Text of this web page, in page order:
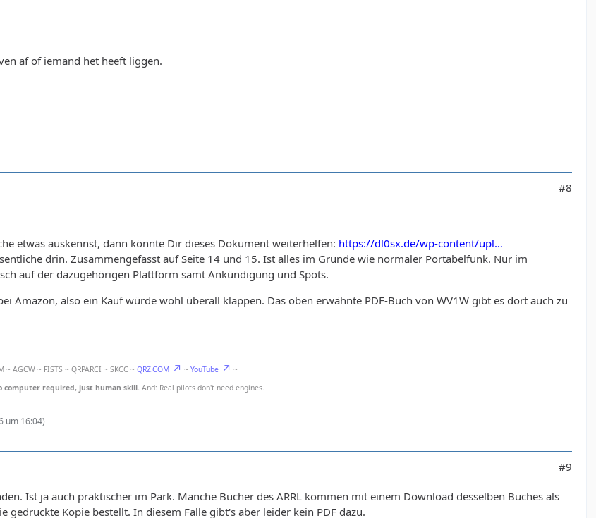
af of iemand het heeft liggen.
#8
etwas auskennst, dann könnte Dir dieses Dokument weiterhelfen: https://dl0sx.de/wp-content/upl…
drin. Zusammengefasst auf Seite 14 und 15. Ist alles im Grunde wie normaler Portabelfunk. Nur im
auf der dazugehörigen Plattform samt Ankündigung und Spots.
Amazon, also ein Kauf würde wohl überall klappen. Das oben erwähnte PDF-Buch von WV1W gibt es dort auch zu
~ AGCW ~ FISTS ~ QRPARCI ~ SKCC ~QRZ.COM ~YouTube
~
computer required, just human skill. And: Real pilots don't need engines.
um 16:04)
#9
Ist ja auch praktischer im Park. Manche Bücher des ARRL kommen mit einem Download desselben Buches als
gedruckte Kopie bestellt. In diesem Falle gibt's aber leider kein PDF dazu.